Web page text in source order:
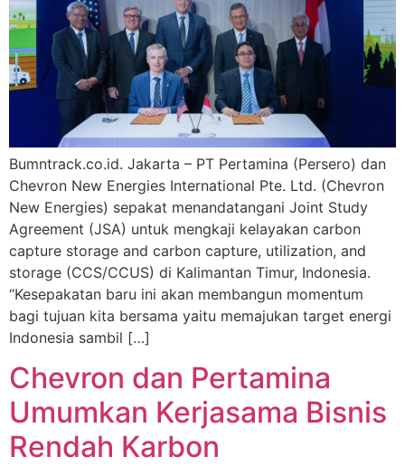
Bumntrack.co.id. Jakarta – PT Pertamina (Persero) dan
Chevron New Energies International Pte. Ltd. (Chevron
New Energies) sepakat menandatangani Joint Study
Agreement (JSA) untuk mengkaji kelayakan carbon
capture storage and carbon capture, utilization, and
storage (CCS/CCUS) di Kalimantan Timur, Indonesia.
“Kesepakatan baru ini akan membangun momentum
bagi tujuan kita bersama yaitu memajukan target energi
Indonesia sambil […]
Chevron dan Pertamina
Umumkan Kerjasama Bisnis
Rendah Karbon